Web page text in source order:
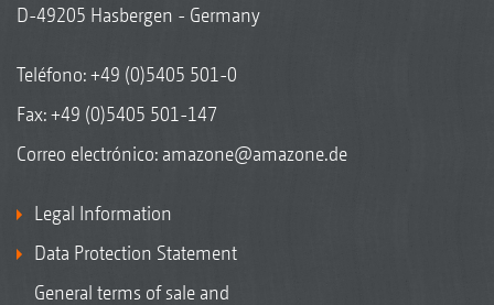
D-49205 Hasbergen - Germany
Teléfono:+49 (0)5405 501-0
Fax: +49 (0)5405 501-147
Correo electrónico: amazone@amazone.de
Legal Information
Data Protection Statement
General terms of sale and